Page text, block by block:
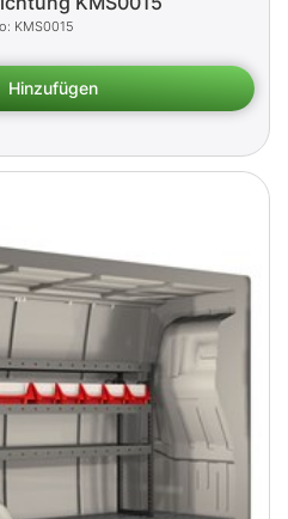
KMS0015